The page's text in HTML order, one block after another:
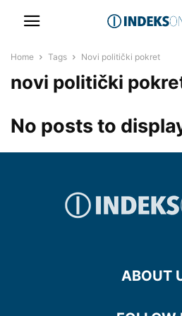
Home Tags Novi politički pokret
novi politički
No posts to
ABOUT